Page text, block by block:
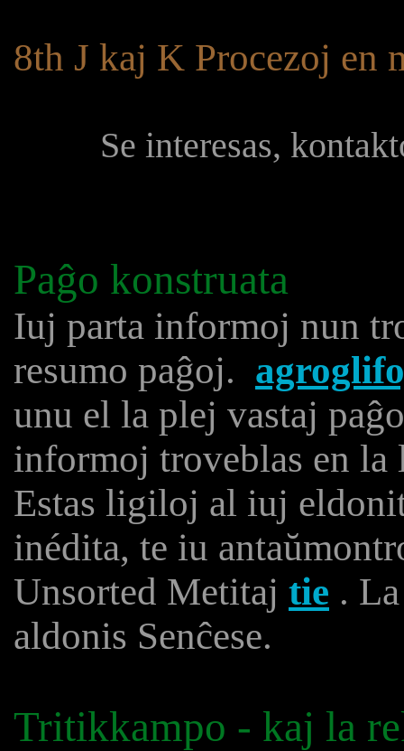
8th J kaj K Procezoj en
Se interesas,
Paĝo konstruata
Iuj parta informoj nun
resumo paĝoj.
unu el la plej vastaj
informoj troveblas en
Estas ligiloj al iuj
inédita, te iu
Unsorted Metitaj tie .
aldonis Senĉese.
Tritikkampo - kaj la